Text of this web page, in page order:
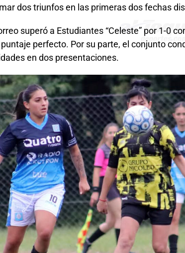
dos triunfos en las primeras dos fechas
superó a Estudiantes “Celeste” por 1-0
perfecto. Por su parte, el conjunto
en dos presentaciones.